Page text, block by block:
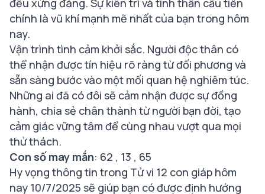
chính là vũ khí mạnh mẽ nhất của bạn trong hôm
nay.
Vận trình tình cảm khởi sắc. Người độc thân có
thể nhận được tín hiệu rõ ràng từ đối phương và
sẵn sàng bước vào một mối quan hệ nghiêm túc.
Những ai đã có đôi sẽ cảm nhận được sự đồng
hành, chia sẻ chân thành từ người bạn đời, tạo
cảm giác vững tâm để cùng nhau vượt qua mọi
thử thách.
Con số may mắn: 62 , 13 , 65
Hy vọng thông tin trong Tử vi 12 con giáp hôm
nay 10/7/2025 sẽ giúp bạn có được định hướng